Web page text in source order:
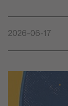
2026-06-17